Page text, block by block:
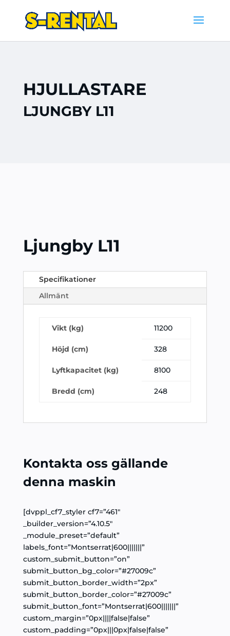
HJULLASTARE
LJUNGBY L11
Ljungby L11
Specifikationer
Allmänt
Vikt (kg) 11200
Höjd (cm) 328
Lyftkapacitet (kg) 8100
Bredd (cm) 248
Kontakta oss gällande
denna maskin
[dvppl_cf7_styler cf7=”461″
_builder_version=”4.10.5″
_module_preset=”default”
labels_font=”Montserrat|600|||||||”
custom_submit_button=”on”
submit_button_bg_color=”#27009c”
submit_button_border_width=”2px”
submit_button_border_color=”#27009c”
submit_button_font=”Montserrat|600|||||||”
custom_margin=”0px||||false|false”
custom_padding=”0px|||0px|false|false”